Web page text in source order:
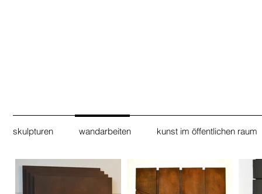
skulpturen wandarbeiten kunst im öffentlichen raum